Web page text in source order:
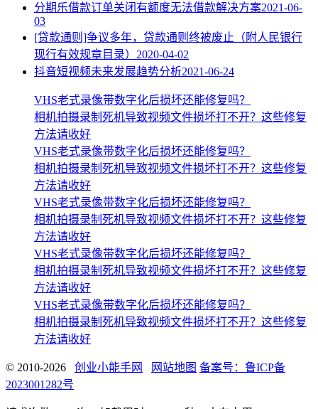
分期乐借款订单关闭有额度无法借款解决方案2021-06-
03
[贷款通则]争议多年，贷款通则终被废止（附人民银行
现行有效规章目录） 2020-04-02
抖音短视频未来发展趋势分析2021-06-24
VHS老式录像带数字化后损坏还能修复吗？
相机拍摄录制死机导致视频文件损坏打不开？这些修复
方法请收好
VHS老式录像带数字化后损坏还能修复吗？
相机拍摄录制死机导致视频文件损坏打不开？这些修复
方法请收好
VHS老式录像带数字化后损坏还能修复吗？
相机拍摄录制死机导致视频文件损坏打不开？这些修复
方法请收好
VHS老式录像带数字化后损坏还能修复吗？
相机拍摄录制死机导致视频文件损坏打不开？这些修复
方法请收好
VHS老式录像带数字化后损坏还能修复吗？
相机拍摄录制死机导致视频文件损坏打不开？这些修复
方法请收好
© 2010-2026 创业小能手网 网站地图 备案号：鲁ICP备
2023001282号